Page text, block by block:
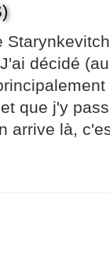
décidé
que j'y
arrive là,